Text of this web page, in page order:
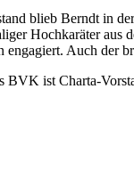
blieb Berndt in
Hochkaräter
Auch der
BVK ist Charta-